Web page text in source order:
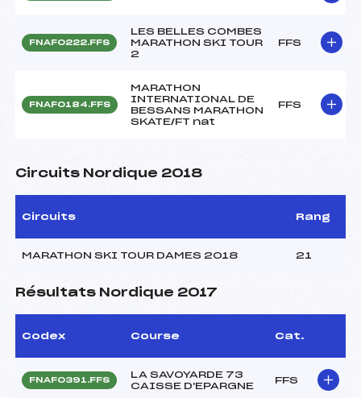
FNAF0222.FFS
LES BELLES COMBES
MARATHON SKI TOUR
2
FFS
FNAF0184.FFS
MARATHON
INTERNATIONAL DE
BESSANS MARATHON
SKATE/FT nat
FFS
Circuits Nordique 2018
Circuits Rang
MARATHON SKI TOUR DAMES 2018 21
Résultats Nordique 2017
Codex Course Cat.
FNAF0391.FFS
LA SAVOYARDE 73
CAISSE D'EPARGNE
FFS